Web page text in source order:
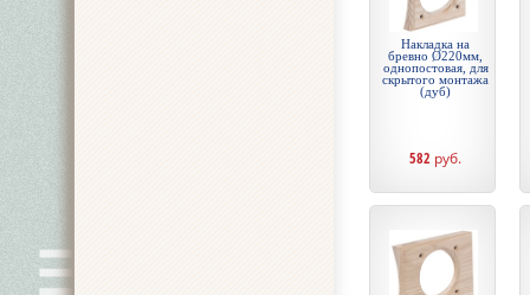
Накладка на
бревно Ø220мм,
однопостовая, для
скрытого монтажа
(дуб)
582 руб.